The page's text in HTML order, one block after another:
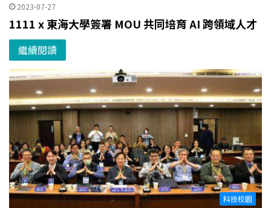
2023-07-27
1111 x 東海大學簽署 MOU 共同培育 AI 跨領域人才
繼續閱讀
科技校園